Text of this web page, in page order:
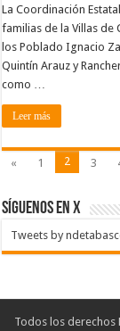
La Coordinación
familias de la Villas de
los Poblado Ignacio
Quintín Arauz y
como …
Leer más
« 1 2 3
SÍGUENOS EN X
Tweets by
Todos los derechos